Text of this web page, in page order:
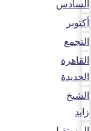
أكتوبر
التجمع
القاهرة
الجديدة
الشيخ
زايد